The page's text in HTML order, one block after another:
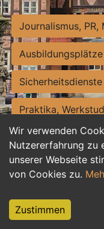
Wir verwenden
Nutzererfahrung zu
unserer Webseite
von Cookies zu.
Zustimmen
Journalismus, PR,
Ausbildungsplätze
Sicherheitsdienste
Praktika,
Personalwesen
Hilfskräfte,
Weiterbildung,